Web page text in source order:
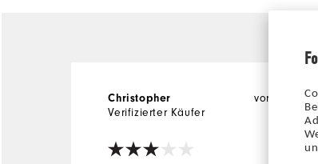
vor 4
Christopher
Verifizierter Käufer